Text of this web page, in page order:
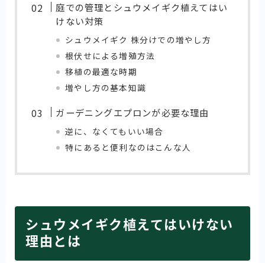
庭での管理とシュウメイギク植えてはい
けない対策
シュウメイギク 株分けでの増やし方
根伏せによる増殖方法
移植の最適な時期
増やし方の基本知識
ガーデニングエプロンが必要な理由
逆に、なくてもいい場合
特にあると便利なのはこんな人
シュウメイギク植えてはいけない
理由とは